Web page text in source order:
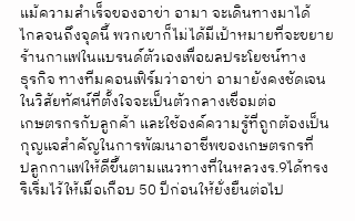
แม้ความสำเร็จของอาข่า อามา จะเดินทางมาได้
ไกลจนถึงจุดนี้ พวกเขาก็ไม่ได้มีเป้าหมายที่จะขยาย
ร้านกาแฟในแบรนด์ตัวเองเพื่อผลประโยชน์ทาง
ธุรกิจ ทางทีมคอนเฟิร์มว่าอาข่า อามายังคงชัดเจน
ในวิสัยทัศน์ที่ตั้งใจจะเป็นตัวกลางเชื่อมต่อ
เกษตรกรกับลูกค้า และใช้องค์ความรู้ที่ถูกต้องเป็น
กุญแจสำคัญในการพัฒนาอาชีพของเกษตรกรที่
ปลูกกาแฟให้ดีขึ้นตามแนวทางที่ในหลวงร.9ได้ทรง
ริเริ่มไว้ให้เมื่อเกือบ 50 ปีก่อนให้ยั่งยืนต่อไป